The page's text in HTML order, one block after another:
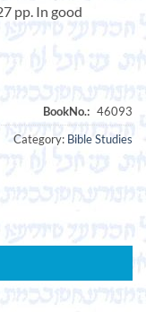
pp. In good
Category: Bible Studies